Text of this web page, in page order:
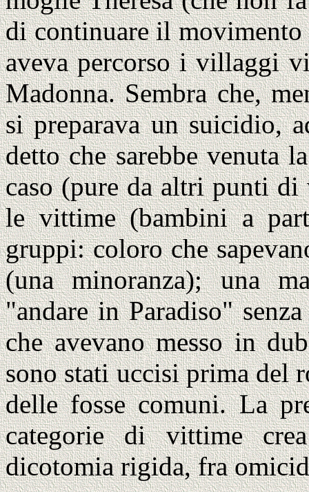
di continuare il movimento
aveva percorso i villaggi
Madonna. Sembra che,
si preparava un suicidio,
detto che sarebbe venuta
caso (pure da altri punti di
le vittime (bambini a
gruppi: coloro che
(una minoranza); una
"andare in Paradiso"
che avevano messo in
sono stati uccisi prima del
delle fosse comuni. La
categorie di vittime
dicotomia rigida, fra